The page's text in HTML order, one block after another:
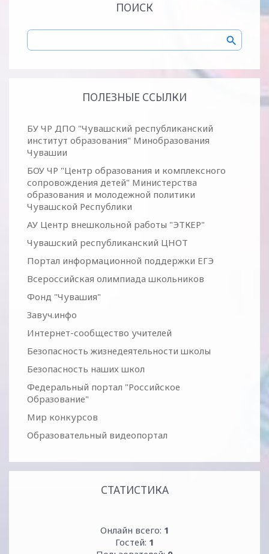
ПОИСК
ПОЛЕЗНЫЕ ССЫЛКИ
БУ ЧР ДПО "Чувашский республиканский
институт образования" Минобразования
Чувашии
БОУ ЧР "Центр образования и комплексного
сопровождения детей" Министерства
образования и молодежной политики
Чувашской Республики
АУ Центр внешкольной работы "ЭТКЕР"
Чувашский республиканский ЦНОТ
Портал информационной поддержки ЕГЭ
Всероссийская олимпиада школьников
Фонд "Чувашия"
Завуч.инфо
Интернет-сообщество учителей
Безопасность жизнедеятельности школы
Безопасность наших школ
Федеральный портал "Российское
Образование"
Мир конкурсов
Образовательный видеопортал
СТАТИСТИКА
Онлайн всего: 1
Гостей: 1